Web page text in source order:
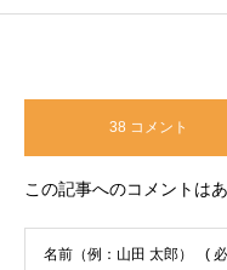
38 コメント
この記事へのコメントはあ
名前（例：山田 太郎） (